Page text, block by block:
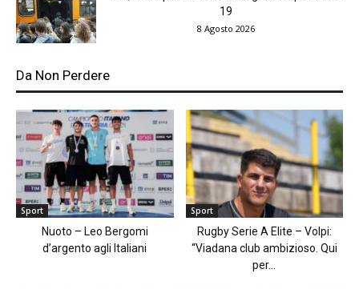
19
8 Agosto 2026
Da Non Perdere
Sport
Nuoto – Leo Bergomi
d’argento agli Italiani
Sport
Rugby Serie A Elite – Volpi:
“Viadana club ambizioso. Qui
per...